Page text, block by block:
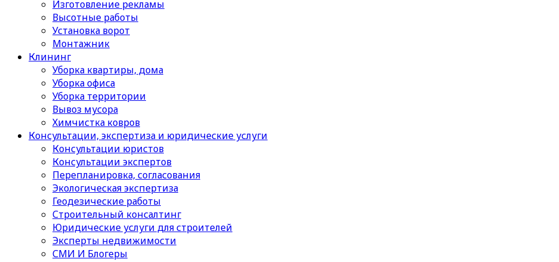
Изготовление рекламы
Высотные работы
Установка ворот
Монтажник
Клининг
Уборка квартиры, дома
Уборка офиса
Уборка территории
Вывоз мусора
Химчистка ковров
Консультации, экспертиза и юридические услуги
Консультации юристов
Консультации экспертов
Перепланировка, согласования
Экологическая экспертиза
Геодезические работы
Строительный консалтинг
Юридические услуги для строителей
Эксперты недвижимости
СМИ И Блогеры